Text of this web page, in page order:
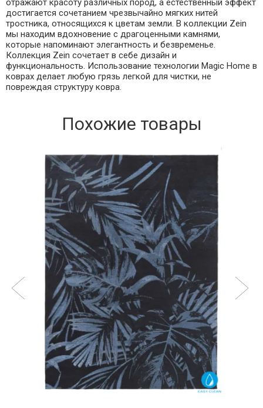
отражают красоту различных пород, а естественный эффект
достигается сочетанием чрезвычайно мягких нитей
тростника, относящихся к цветам земли. В коллекции Zein
мы находим вдохновение с драгоценными камнями,
которые напоминают элегантность и безвременье.
Коллекция Zein сочетает в себе дизайн и
функциональность. Использование технологии Magic Home в
коврах делает любую грязь легкой для чистки, не
повреждая структуру ковра.
Похожие товары